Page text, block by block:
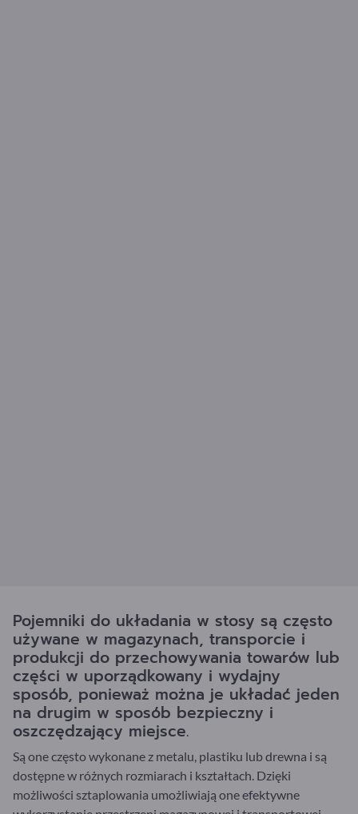
Pojemniki do układania w stosy są często
używane w magazynach, transporcie i
produkcji do przechowywania towarów lub
części w uporządkowany i wydajny
sposób, ponieważ można je układać jeden
na drugim w sposób bezpieczny i
oszczędzający miejsce.
Są one często wykonane z metalu, plastiku lub drewna i są
dostępne w różnych rozmiarach i kształtach. Dzięki
możliwości sztaplowania umożliwiają one efektywne